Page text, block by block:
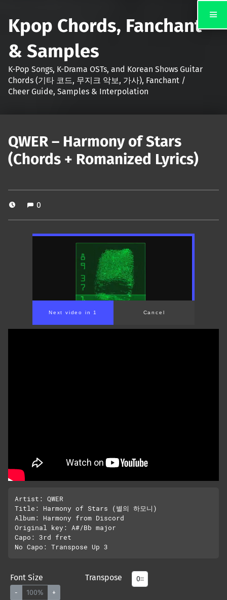
Kpop Chords, Fanchant
& Samples
K-Pop Songs, K-Drama OSTs, and Korean Shows Guitar
Chords (기타 코드, 무지크 악보, 가사), Fanchant /
Cheer Guide, Samples & Interpolation
QWER – Harmony of Stars
(Chords + Romanized Lyrics)
0
Artist: QWER
Title: Harmony of Stars (별의 하모니)
Album: Harmony from Discord
Original key: A#/Bb major
Capo: 3rd fret
Font Size
- 100% +
Transpose